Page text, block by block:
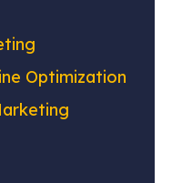
Optimization